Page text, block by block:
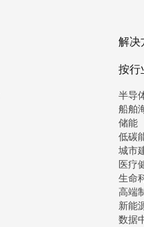
解决
按行
半导
船舶
储能
低碳
城市
医疗
生命
高端
新能
数据